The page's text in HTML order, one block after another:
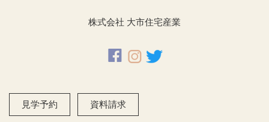
株式会社 大市住宅産業
見学予約 資料請求